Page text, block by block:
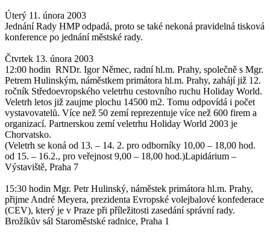
Úterý 11. února 2003
Jednání Rady HMP odpadá, proto se také nekoná pravidelná tisková
konference po jednání městské rady.
Čtvrtek 13. února 2003
12:00 hodin RNDr. Igor Němec, radní hl.m. Prahy, společně s Mgr.
Petrem Hulinským, náměstkem primátora hl.m. Prahy, zahájí již 12.
ročník Středoevropského veletrhu cestovního ruchu Holiday World.
Veletrh letos již zaujme plochu 14500 m2. Tomu odpovídá i počet
vystavovatelů. Více než 50 zemí reprezentuje více než 600 firem a
organizací. Partnerskou zemí veletrhu Holiday World 2003 je
Chorvatsko.
(Veletrh se koná od 13. – 14. 2. pro odborníky 10,00 – 18,00 hod.
od 15. – 16.2., pro veřejnost 9,00 – 18,00 hod.)Lapidárium –
Výstaviště, Praha 7
15:30 hodin Mgr. Petr Hulinský, náměstek primátora hl.m. Prahy,
přijme André Meyera, prezidenta Evropské volejbalové konfederace
(CEV), který je v Praze při příležitosti zasedání správní rady.
Brožíkův sál Staroměstské radnice, Praha 1